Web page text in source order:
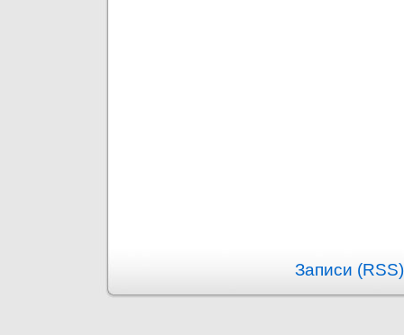
Записи (RSS)